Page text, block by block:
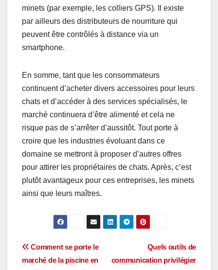
minets (par exemple, les colliers GPS). Il existe
par ailleurs des distributeurs de nourriture qui
peuvent être contrôlés à distance via un
smartphone.
En somme, tant que les consommateurs
continuent d’acheter divers accessoires pour leurs
chats et d’accéder à des services spécialisés, le
marché continuera d’être alimenté et cela ne
risque pas de s’arrêter d’aussitôt. Tout porte à
croire que les industries évoluant dans ce
domaine se mettront à proposer d’autres offres
pour attirer les propriétaires de chats. Après, c’est
plutôt avantageux pour ces entreprises, les minets
ainsi que leurs maîtres.
Navigation
Quels outils de
communication privilégier
Comment se porte le
marché de la piscine en